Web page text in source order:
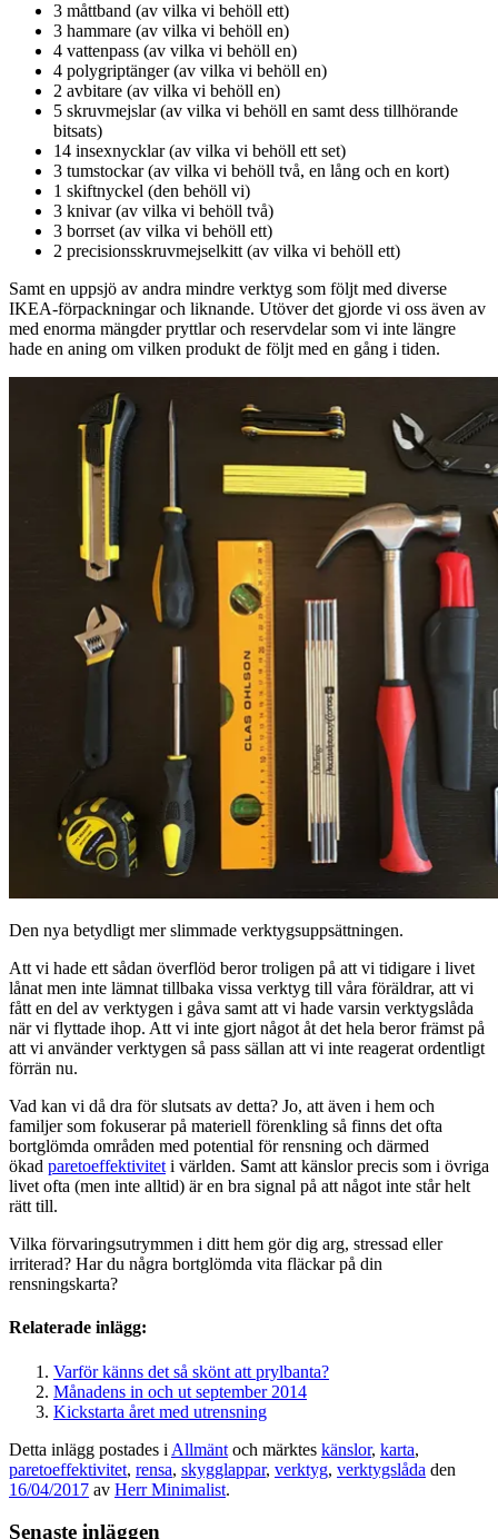
3 måttband (av vilka vi behöll ett)
3 hammare (av vilka vi behöll en)
4 vattenpass (av vilka vi behöll en)
4 polygriptänger (av vilka vi behöll en)
2 avbitare (av vilka vi behöll en)
5 skruvmejslar (av vilka vi behöll en samt dess tillhörande
bitsats)
14 insexnycklar (av vilka vi behöll ett set)
3 tumstockar (av vilka vi behöll två, en lång och en kort)
1 skiftnyckel (den behöll vi)
3 knivar (av vilka vi behöll två)
3 borrset (av vilka vi behöll ett)
2 precisionsskruvmejselkitt (av vilka vi behöll ett)
Samt en uppsjö av andra mindre verktyg som följt med diverse
IKEA-förpackningar och liknande. Utöver det gjorde vi oss även av
med enorma mängder pryttlar och reservdelar som vi inte längre
hade en aning om vilken produkt de följt med en gång i tiden.
Den nya betydligt mer slimmade verktygsuppsättningen.
Att vi hade ett sådan överflöd beror troligen på att vi tidigare i livet
lånat men inte lämnat tillbaka vissa verktyg till våra föräldrar, att vi
fått en del av verktygen i gåva samt att vi hade varsin verktygslåda
när vi flyttade ihop. Att vi inte gjort något åt det hela beror främst på
att vi använder verktygen så pass sällan att vi inte reagerat ordentligt
förrän nu.
Vad kan vi då dra för slutsats av detta? Jo, att även i hem och
familjer som fokuserar på materiell förenkling så finns det ofta
bortglömda områden med potential för rensning och därmed
ökad paretoeffektivitet i världen. Samt att känslor precis som i övriga
livet ofta (men inte alltid) är en bra signal på att något inte står helt
rätt till.
Vilka förvaringsutrymmen i ditt hem gör dig arg, stressad eller
irriterad? Har du några bortglömda vita fläckar på din
rensningskarta?
Relaterade inlägg:
Varför känns det så skönt att prylbanta?
Månadens in och ut september 2014
Kickstarta året med utrensning
Detta inlägg postades i Allmänt och märktes känslor, karta,
paretoeffektivitet, rensa, skygglappar, verktyg, verktygslåda den
16/04/2017 av Herr Minimalist.
Senaste inläggen